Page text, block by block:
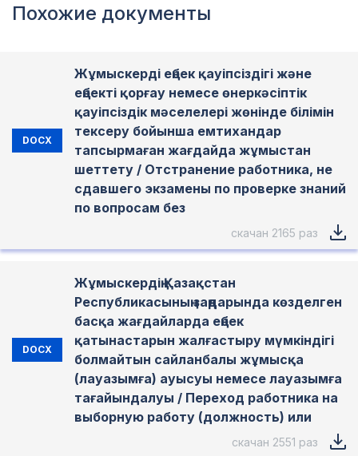
Похожие документы
DOCX
Жұмыскерді еңбек қауіпсіздігі және
еңбекті қорғау немесе өнеркәсіптік
қауіпсіздік мәселелері жөнінде білімін
тексеру бойынша емтихандар
тапсырмаған жағдайда жұмыстан
шеттету / Отстранение работника, не
сдавшего экзамены по проверке знаний
по вопросам без
скачан 2165 раз
DOCX
Жұмыскердің Қазақстан
Республикасының заңдарында көзделген
басқа жағдайларда еңбек
қатынастарын жалғастыру мүмкіндігі
болмайтын сайланбалы жұмысқа
(лауазымға) ауысуы немесе лауазымға
тағайындалуы / Переход работника на
выборную работу (должность) или
скачан 2551 раз